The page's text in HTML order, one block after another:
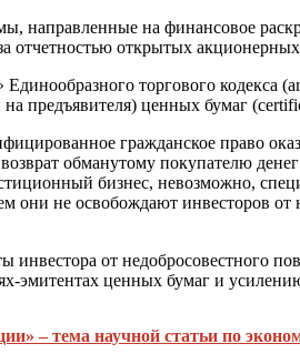
направленные на финансовое
отчетностью открытых
торгового кодекса
предъявителя) ценных бумаг (
гражданское право
обманутому покупателю
бизнес, невозможно,
они не освобождают инвесторов
от недобросовестного
ценных бумаг и
– тема научной статьи по